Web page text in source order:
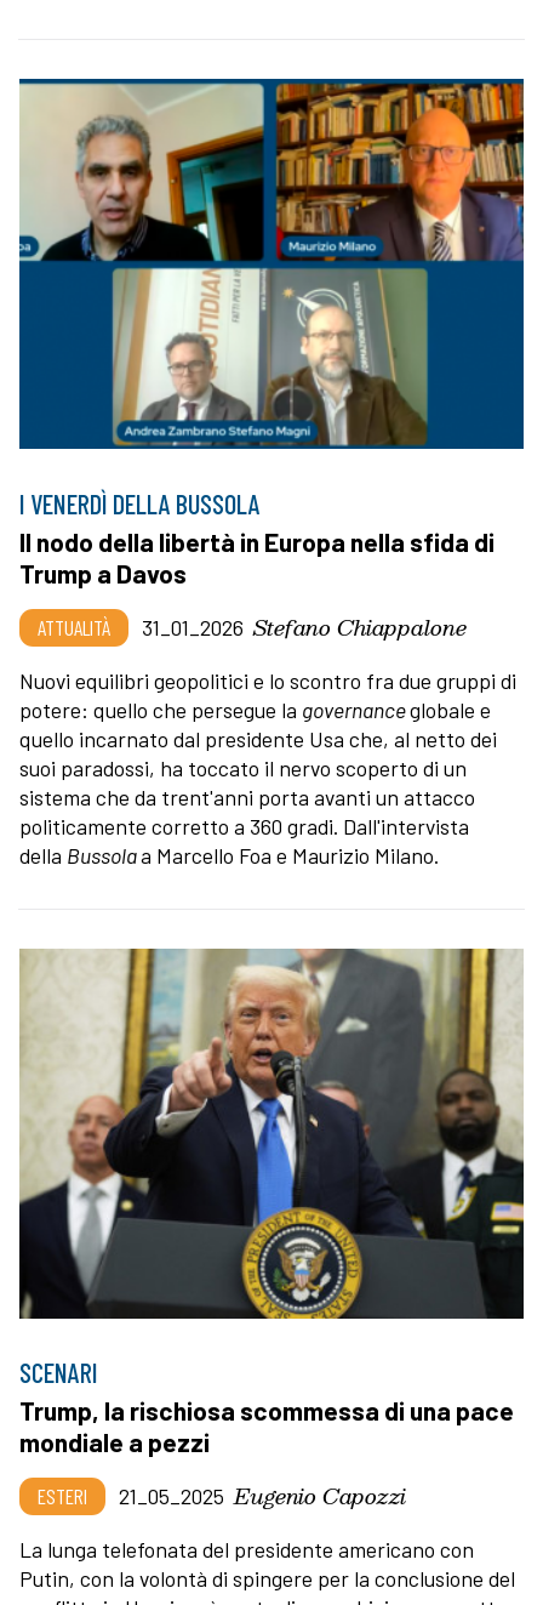
I VENERDÌ DELLA BUSSOLA
Il nodo della libertà in Europa nella sfida di
Trump a Davos
ATTUALITÀ 31_01_2026 Stefano Chiappalone
Nuovi equilibri geopolitici e lo scontro fra due gruppi di
potere: quello che persegue la governanceglobale e
quello incarnato dal presidente Usa che, al netto dei
suoi paradossi, ha toccato il nervo scoperto di un
sistema che da trent'anni porta avanti un attacco
politicamente corretto a 360 gradi. Dall'intervista
della Bussolaa Marcello Foa e Maurizio Milano.
SCENARI
Trump, la rischiosa scommessa di una pace
mondiale a pezzi
ESTERI 21_05_2025 Eugenio Capozzi
La lunga telefonata del presidente americano con
Putin, con la volontà di spingere per la conclusione del